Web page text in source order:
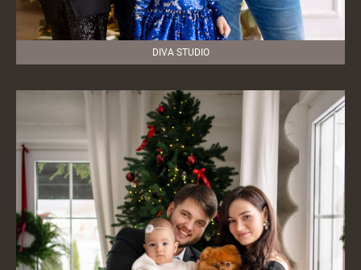
DIVA STUDIO